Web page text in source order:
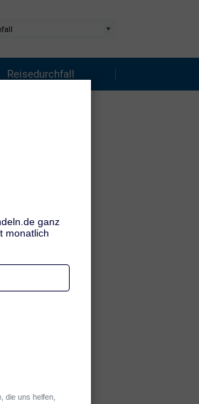
Reisedurchfall